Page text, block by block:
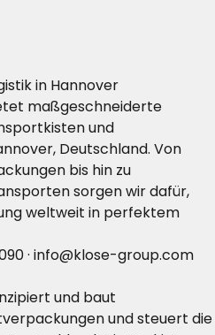
in Hannover
maßgeschneiderte
und
Deutschland. Von
bis hin zu
sorgen wir dafür,
weltweit in perfektem
· info@klose-group.com
und baut
und steuert die